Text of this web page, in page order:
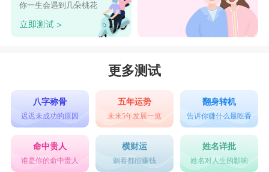
你一生会遇到几朵桃花
更多测试
八字称骨
迟迟未成功的原因
五年运势
未来5年发展一览
翻身转机
告诉你赚什么最吃香
命中贵人
谁是你的命中贵人
横财运
躺着都能赚钱
姓名详批
姓名对人生的影响